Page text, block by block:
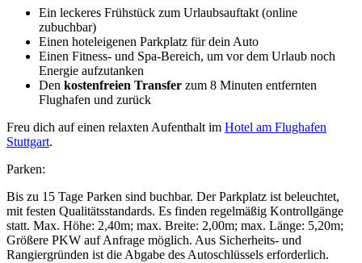
Ein leckeres Frühstück zum Urlaubsauftakt (online
zubuchbar)
Einen hoteleigenen Parkplatz für dein Auto
Einen Fitness- und Spa-Bereich, um vor dem Urlaub noch
Energie aufzutanken
Den kostenfreien Transfer zum 8 Minuten entfernten
Flughafen und zurück
Freu dich auf einen relaxten Aufenthalt im Hotel am Flughafen
Stuttgart.
Parken:
Bis zu 15 Tage Parken sind buchbar. Der Parkplatz ist beleuchtet,
mit festen Qualitätsstandards. Es finden regelmäßig Kontrollgänge
statt. Max. Höhe: 2,40m; max. Breite: 2,00m; max. Länge: 5,20m;
Größere PKW auf Anfrage möglich. Aus Sicherheits- und
Rangiergründen ist die Abgabe des Autoschlüssels erforderlich.